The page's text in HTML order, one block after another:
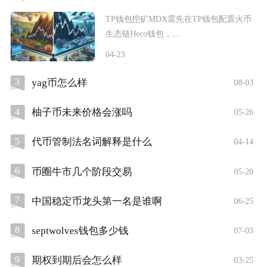
TP钱包挖矿MDX需先在TP钱包配置火币
生态链Heco钱包，...
04-23
3 yag币怎么样 08-03
4 柚子币未来价格会涨吗 05-26
5 代币管制法名词解释是什么 04-14
6 币圈牛市几个阶段交易 05-20
7 中国稳定币龙头第一名是谁啊 06-25
8 septwolves钱包多少钱 07-03
9 期权到期后会怎么样 03-25